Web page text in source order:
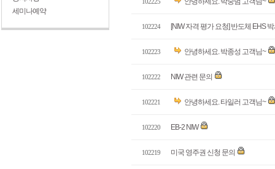
세미나예약
102224 [NIW 자격 평가 요청] 반도체 EHS
102223 안녕하세요. 박종성 고객님~
102222 NIW 관련 문의
102221 안녕하세요. 타일러 고객님~
102220 EB-2 NIW
102219 미국 영주권 신청 문의